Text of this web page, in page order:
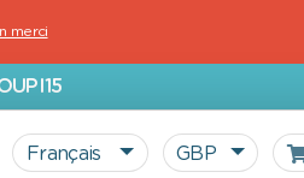
merci
Français GBP